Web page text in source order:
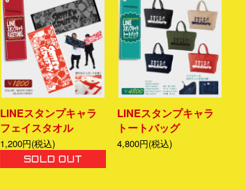
LINEスタンプキャラ
フェイスタオル
1,200円(税込)
SOLD OUT
LINEスタンプキャラ
トートバッグ
4,800円(税込)